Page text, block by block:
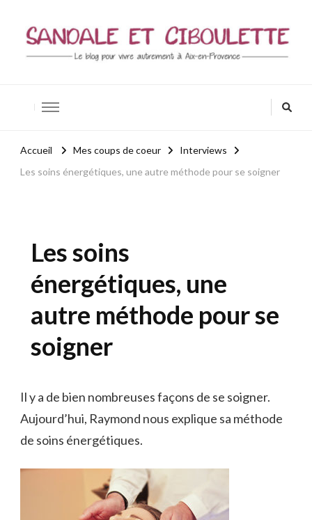
Accueil Mes coups de coeur
Interviews
Les soins énergétiques, une autre méthode pour se soigner
Les soins
énergétiques, une
autre méthode pour se
soigner
Il y a de bien nombreuses façons de se soigner.
Aujourd’hui, Raymond nous explique sa méthode
de soins énergétiques.